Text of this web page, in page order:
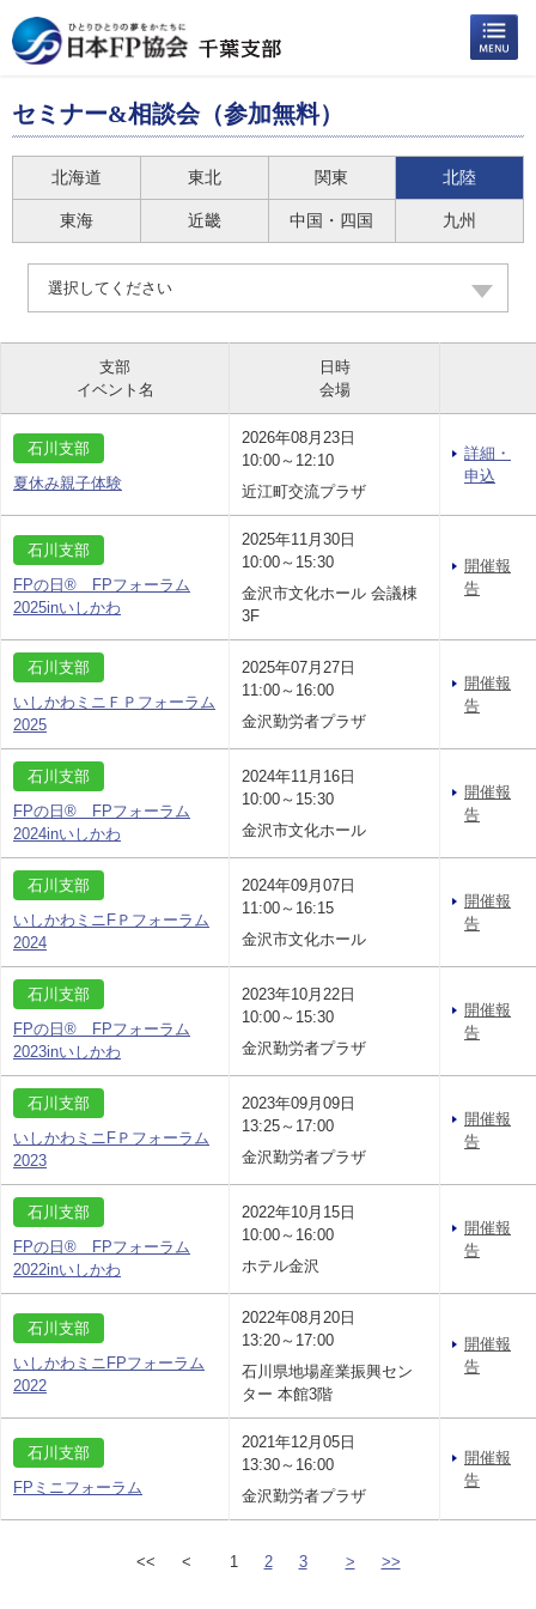
セミナー&相談会（参加無料）
北海道 東北 関東 北陸
東海 近畿 中国・四国 九州
選択してください
支部
イベント名
日時
会場
石川支部
夏休み親子体験
2026年08月23日
10:00～12:10
近江町交流プラザ
詳細・
申込
石川支部
FPの日® FPフォーラム
2025inいしかわ
2025年11月30日
10:00～15:30
金沢市文化ホール 会議棟
3F
開催報
告
石川支部
いしかわミニＦＰフォーラム
2025
2025年07月27日
11:00～16:00
金沢勤労者プラザ
開催報
告
石川支部
FPの日® FPフォーラム
2024inいしかわ
2024年11月16日
10:00～15:30
金沢市文化ホール
開催報
告
石川支部
いしかわミニFＰフォーラム
2024
2024年09月07日
11:00～16:15
金沢市文化ホール
開催報
告
石川支部
FPの日® FPフォーラム
2023inいしかわ
2023年10月22日
10:00～15:30
金沢勤労者プラザ
開催報
告
石川支部
いしかわミニFＰフォーラム
2023
2023年09月09日
13:25～17:00
金沢勤労者プラザ
開催報
告
石川支部
FPの日® FPフォーラム
2022inいしかわ
2022年10月15日
10:00～16:00
ホテル金沢
開催報
告
石川支部
いしかわミニFPフォーラム
2022
2022年08月20日
13:20～17:00
石川県地場産業振興セン
ター 本館3階
開催報
告
石川支部
FPミニフォーラム
2021年12月05日
13:30～16:00
金沢勤労者プラザ
開催報
告
<< < 1 2 3 > >>